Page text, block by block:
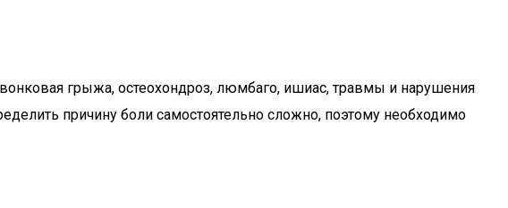
грыжа, остеохондроз, люмбаго, ишиас, травмы и нарушения
причину боли самостоятельно сложно, поэтому необходимо